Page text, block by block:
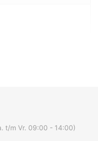
t/m Vr. 09:00 - 14:00)